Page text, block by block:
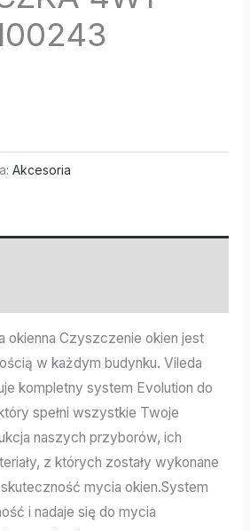
Akcesoria
okienna Czyszczenie okien jest
w każdym budynku. Vileda
kompletny system Evolution do
spełni wszystkie Twoje
naszych przyborów, ich
z których zostały wykonane
mycia okien.System
i nadaje się do mycia